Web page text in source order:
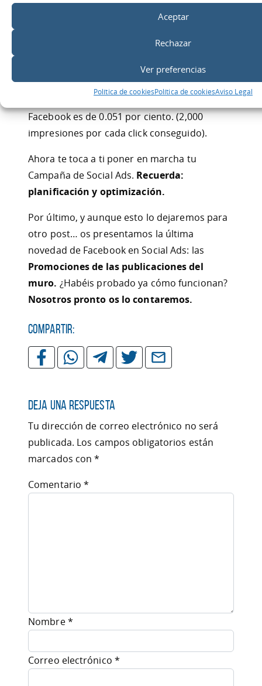
Aceptar
Rechazar
Ver preferencias
Política de cookiesPolítica de cookiesAviso Legal
Frecuencia y CTR son las estadísticas más
importantes a tomar en cuenta. Pero ojo, ten
Facebook es de 0.051 por ciento. (2,000
impresiones por cada click conseguido).
Ahora te toca a ti poner en marcha tu
Campaña de Social Ads. Recuerda:
planificación y optimización.
Por último, y aunque esto lo dejaremos para
otro post… os presentamos la última
novedad de Facebook en Social Ads: las
Promociones de las publicaciones del
muro. ¿Habéis probado ya cómo funcionan?
Nosotros pronto os lo contaremos.
Compartir:
Deja una respuesta
Tu dirección de correo electrónico no será
publicada. Los campos obligatorios están
marcados con*
Comentario*
Nombre*
Correo electrónico *